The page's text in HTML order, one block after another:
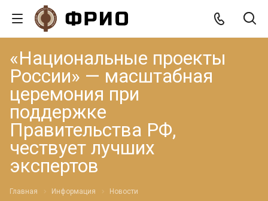
«Национальные проекты
России» — масштабная
церемония при
поддержке
Правительства РФ,
чествует лучших
экспертов
Главная Информация
Новости